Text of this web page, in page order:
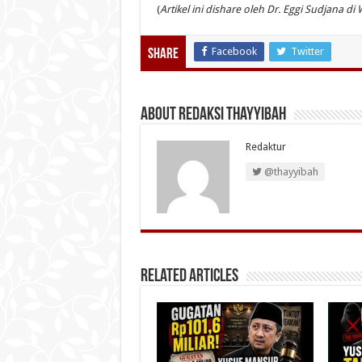
(Artikel ini dishare oleh Dr. Eggi Sudjana di
Share Facebook Twitter
About Redaksi Thayyibah
Redaktur
@thayyibah
Related Articles